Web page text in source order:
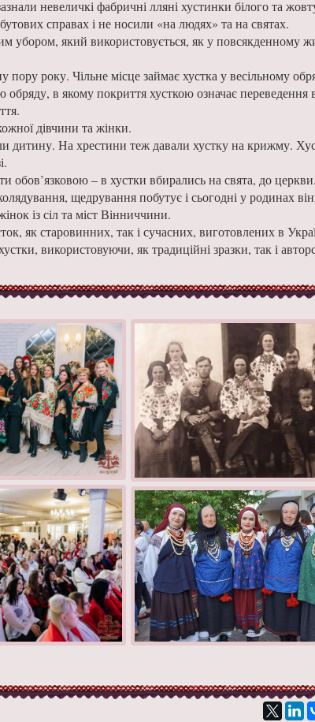
невеличкі фабричні лляні хустинки білого та
справах і не носили «на людях» та на святах.
убором, який використовується, як у повсякденному
року. Чільне місце займає хустка у весільному
в якому покриття хусткою означає переведення
дівчини та жінки.
дитину. На хрестини теж давали хустку на крижму.
обов’язковою – в хустки вбирались на свята, до церкви.
щедрування побутує і сьогодні у родинах
із сіл та міст Вінниччини.
як старовинних, так і сучасних, виготовлених в
використовуючи, як традиційні зразки, так і